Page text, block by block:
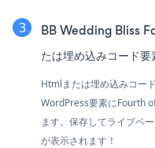
BB Wedding Bliss
たは埋め込みコード
Htmlまたは埋め込みコー
WordPress要素にFourth
ます。保存してライブペ
が表示されます！